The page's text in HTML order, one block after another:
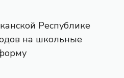
Республике
на школьные